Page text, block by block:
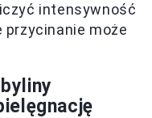
intensywność
przycinanie może